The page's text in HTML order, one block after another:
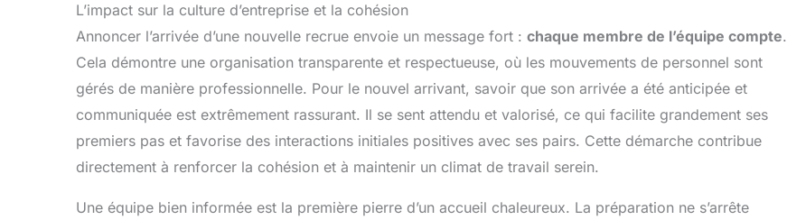
L’impact sur la culture d’entreprise et la cohésion
Annoncer l’arrivée d’une nouvelle recrue envoie un message fort : chaque membre de l’équipe compte.
Cela démontre une organisation transparente et respectueuse, où les mouvements de personnel sont
gérés de manière professionnelle. Pour le nouvel arrivant, savoir que son arrivée a été anticipée et
communiquée est extrêmement rassurant. Il se sent attendu et valorisé, ce qui facilite grandement ses
premiers pas et favorise des interactions initiales positives avec ses pairs. Cette démarche contribue
directement à renforcer la cohésion et à maintenir un climat de travail serein.
Une équipe bien informée est la première pierre d’un accueil chaleureux. La préparation ne s’arrête